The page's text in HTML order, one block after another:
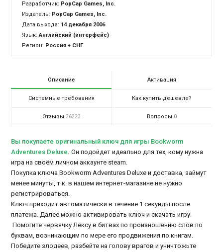
Разработчик: PopCap Games, Inc.
Издатель: PopCap Games, Inc.
Дата выхода: 14 декабря 2006
Язык:Английский (интерфейс)
Регион: Россия + СНГ
Описание Активация
Системные требования Как купить дешевле?
Отзывы 36223 Вопросы 0
Вы покупаете оригинальный ключ для игры Bookworm
Adventures Deluxe. Он подойдет идеально для тех, кому нужна
игра на своём личном аккаунте steam.
Покупка ключа Bookworm Adventures Deluxe и доставка, займут
менее минуты, т.к. в нашем интернет-магазине не нужно
регистрироваться.
Ключ приходит автоматически в течение 1 секунды после
платежа. Далее можно активировать ключ и скачать игру.
Помогите червячку Лексу в битвах по произношению слов по
буквам, возникающим по мере его продвижения по книгам.
Победите злодеев, разбейте на голову врагов и уничтожьте